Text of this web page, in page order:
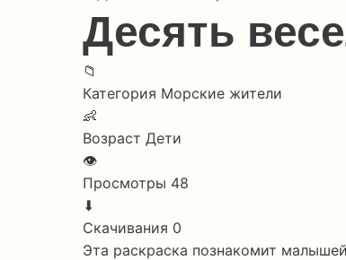
Десять
📁
Категория Морские жители
👶
Возраст Дети
👁
Просмотры 48
⬇
Скачивания 0
Эта раскраска познакомит